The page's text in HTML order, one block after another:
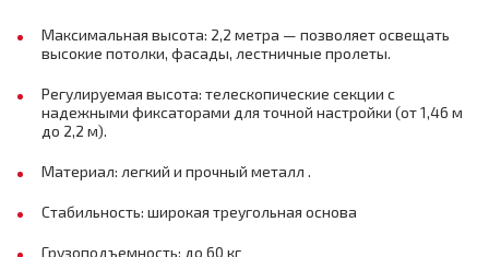
Максимальная высота: 2,2 метра — позволяет освещать
высокие потолки, фасады, лестничные пролеты.
Регулируемая высота: телескопические секции с
надежными фиксаторами для точной настройки (от 1,46 м
до 2,2 м).
Материал: легкий и прочный металл .
Стабильность: широкая треугольная основа
Грузоподъемность: до 60 кг